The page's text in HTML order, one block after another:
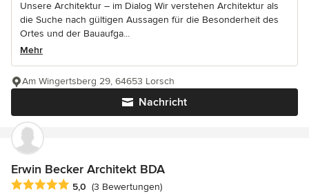
Unsere Architektur – im Dialog Wir verstehen Architektur als
die Suche nach gültigen Aussagen für die Besonderheit des
Ortes und der Bauaufga...
Mehr
Nachricht
Am Wingertsberg 29, 64653 Lorsch
Erwin Becker Architekt BDA
Durchschnittliche Bewertung: 5 von 5 Sternen
5,0 (3 Bewertungen)